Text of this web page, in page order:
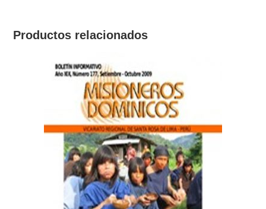
Productos relacionados